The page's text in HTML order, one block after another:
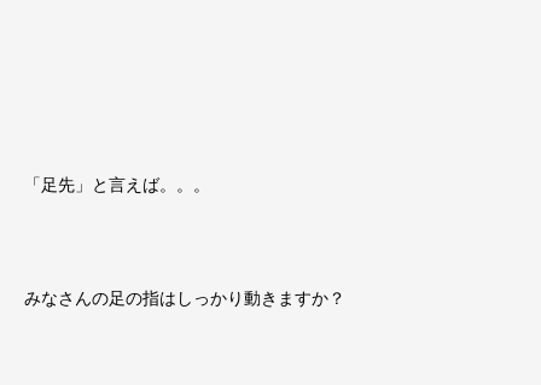
「足先」と言えば。。。
みなさんの足の指はしっかり動きますか？